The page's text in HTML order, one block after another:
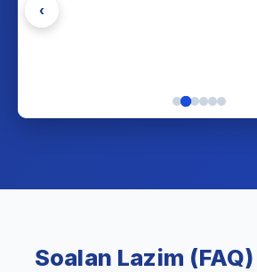
‹
Soalan Lazim